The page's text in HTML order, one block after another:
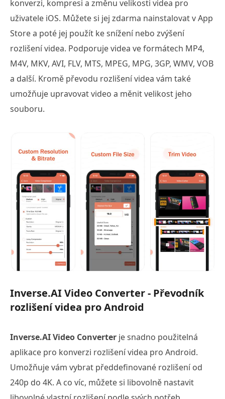
konverzi, kompresi a změnu velikosti videa pro
uživatele iOS. Můžete si jej zdarma nainstalovat v App
Store a poté jej použít ke snížení nebo zvýšení
rozlišení videa. Podporuje videa ve formátech MP4,
M4V, MKV, AVI, FLV, MTS, MPEG, MPG, 3GP, WMV, VOB
a další. Kromě převodu rozlišení videa vám také
umožňuje upravovat video a měnit velikost jeho
souboru.
Inverse.AI Video Converter - Převodník
rozlišení videa pro Android
Inverse.AI Video Converter je snadno použitelná
aplikace pro konverzi rozlišení videa pro Android.
Umožňuje vám vybrat předdefinované rozlišení od
240p do 4K. A co víc, můžete si libovolně nastavit